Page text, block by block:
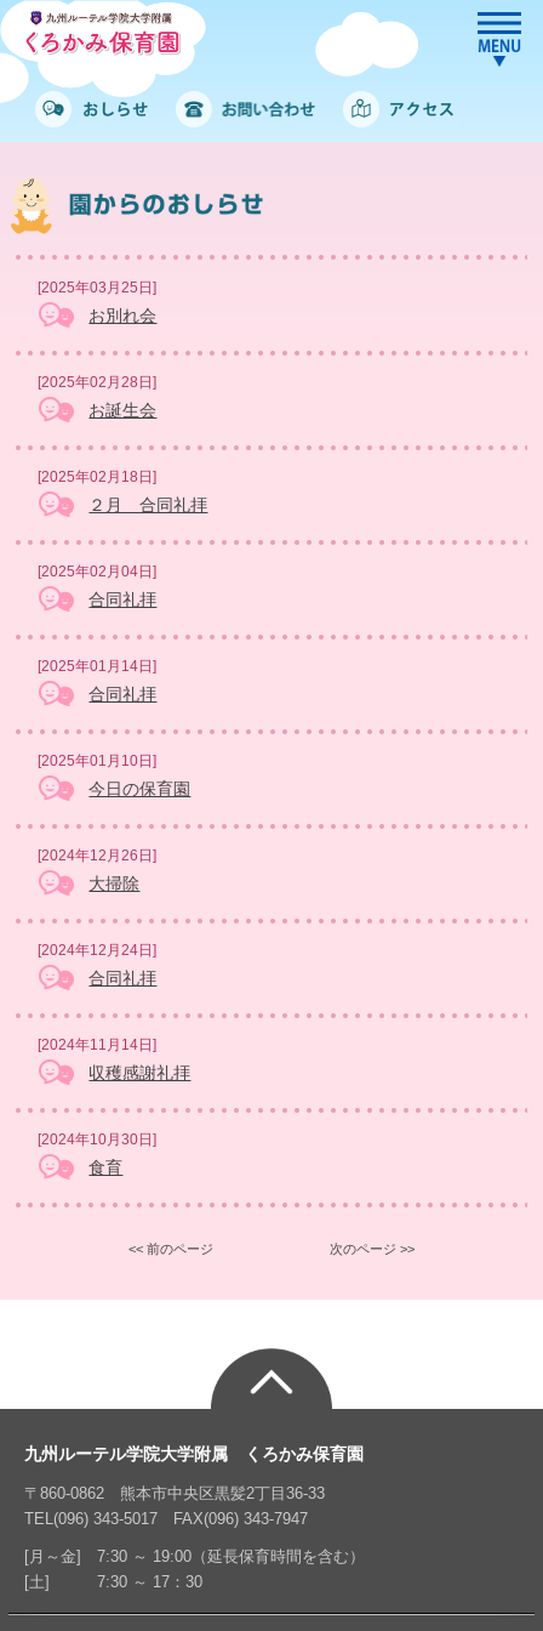
[2025年03月25日]
お別れ会
[2025年02月28日]
お誕生会
[2025年02月18日]
２月 合同礼拝
[2025年02月04日]
合同礼拝
[2025年01月14日]
合同礼拝
[2025年01月10日]
今日の保育園
[2024年12月26日]
大掃除
[2024年12月24日]
合同礼拝
[2024年11月14日]
収穫感謝礼拝
[2024年10月30日]
食育
<< 前のページ 次のページ >>
九州ルーテル学院大学附属 くろかみ保育園
〒860-0862 熊本市中央区黒髪2丁目36-33
TEL(096) 343-5017 FAX(096) 343-7947
[月～金] 7:30 ～ 19:00（延長保育時間を含む）
[土] 7:30 ～ 17：30